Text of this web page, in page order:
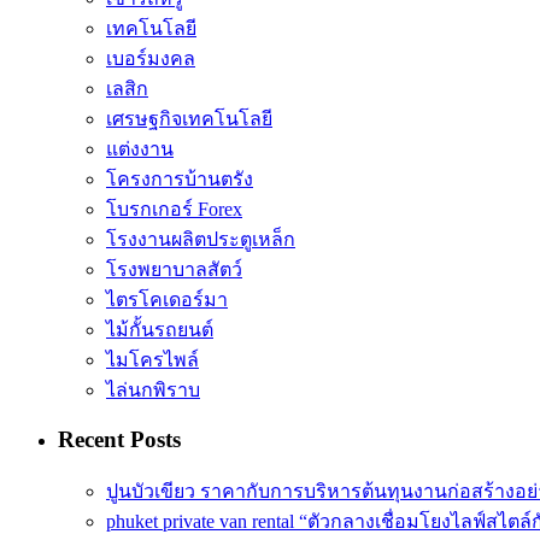
เทคโนโลยี
เบอร์มงคล
เลสิก
เศรษฐกิจเทคโนโลยี
แต่งงาน
โครงการบ้านตรัง
โบรกเกอร์ Forex
โรงงานผลิตประตูเหล็ก
โรงพยาบาลสัตว์
ไตรโคเดอร์มา
ไม้กั้นรถยนต์
ไมโครไพล์
ไล่นกพิราบ
Recent Posts
ปูนบัวเขียว ราคากับการบริหารต้นทุนงานก่อสร้างอ
phuket private van rental “ตัวกลางเชื่อมโยงไลฟ์สไต